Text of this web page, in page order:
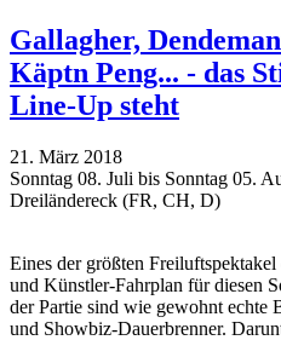
Gallagher,
Käptn Peng... - das
Line-Up steht
21. März 2018
Sonntag 08. Juli bis Sonntag 05.
Dreiländereck (FR, CH, D)
Eines der größten
und Künstler-Fahrplan für diesen
der Partie sind wie gewohnt echte
und Showbiz-Dauerbrenner.